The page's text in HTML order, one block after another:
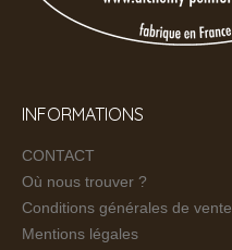
INFORMATIONS
CONTACT
Où nous trouver ?
Conditions générales de vente
Mentions légales